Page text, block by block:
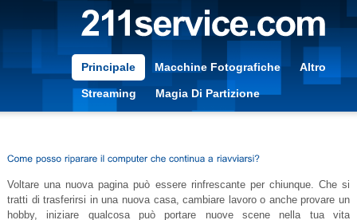
Principale Macchine Fotografiche Altro
Streaming Magia Di Partizione
Voltare una nuova pagina può essere rinfrescante per chiunque. Che si
tratti di trasferirsi in una nuova casa, cambiare lavoro o anche provare un
hobby, iniziare qualcosa può portare nuove scene nella tua vita